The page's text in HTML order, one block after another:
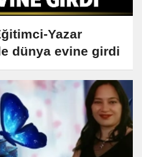
Yazar
dünya evine girdi